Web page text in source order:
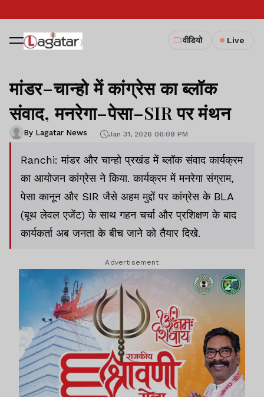
वीडियो Live
मांडर–चान्हो में कांग्रेस का ब्लॉक
संवाद, मनरेगा–पेसा–SIR पर मंथन
By Lagatar News Jan 31, 2026 06:09 PM
Ranchi: मांडर और चान्हो प्रखंड में ब्लॉक संवाद कार्यक्रम
का आयोजन कांग्रेस ने किया. कार्यक्रम में मनरेगा संग्राम,
पेसा कानून और SIR जैसे अहम मुद्दों पर कांग्रेस के BLA
(बूथ लेवल एजेंट) के साथ गहन चर्चा और प्रशिक्षण के बाद
कार्यकर्ता अब जनता के बीच जाने को तैयार दिखे.
Advertisement